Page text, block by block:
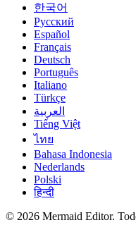
한국어
Русский
Español
Français
Deutsch
Português
Italiano
Türkçe
العربية
Tiếng Việt
ไทย
Bahasa Indonesia
Nederlands
Polski
हिन्दी
© 2026 Mermaid Editor.